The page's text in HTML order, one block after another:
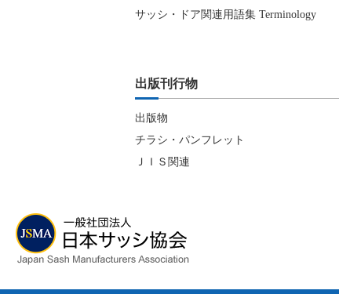
サッシ・ドア関連用語集 Terminology
出版刊行物
出版物
チラシ・パンフレット
ＪＩＳ関連